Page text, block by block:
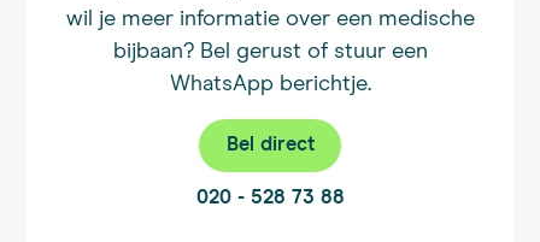
wil je meer informatie over een medische
bijbaan? Bel gerust of stuur een
WhatsApp berichtje.
Bel direct
020 - 528 73 88